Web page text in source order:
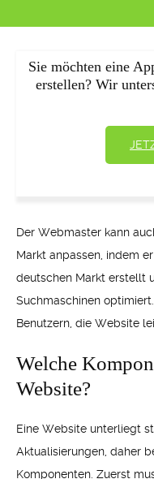
Sie möchten eine
erstellen? Wir
Der Webmaster kann
Markt anpassen, indem
deutschen Markt erstellt
Suchmaschinen
Benutzern, die Website
Welche
Website?
Eine Website unterliegt
Aktualisierungen, daher
Komponenten. Zuerst